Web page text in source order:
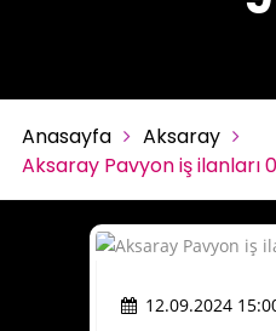
Anasayfa
Aksaray
Aksaray Pavyon iş ilanları
12.09.2024